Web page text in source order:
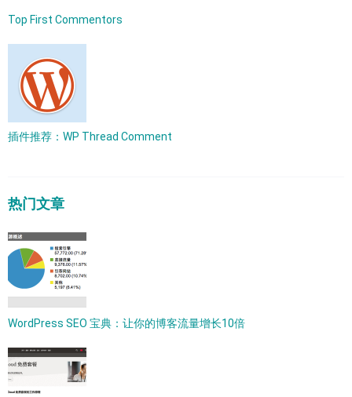
Top First Commentors
插件推荐：WP Thread Comment
热门文章
WordPress SEO 宝典：让你的博客流量增长10倍